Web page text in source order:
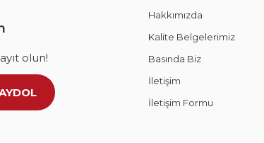
olun!
Hakkımızda
Kalite Belgelerimiz
Basında Biz
İletişim
İletişim Formu